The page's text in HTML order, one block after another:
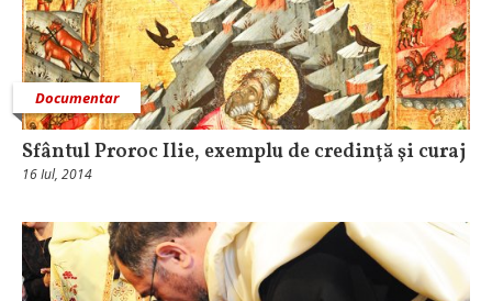
Documentar
Sfântul Proroc Ilie, exemplu de credinţă şi curaj
16 Iul, 2014